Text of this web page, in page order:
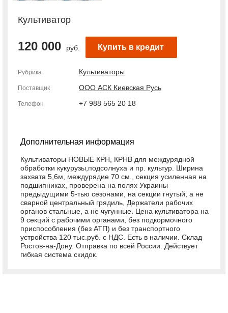
Культиватор
120 000 руб. Купить в кредит
Рубрика Культиваторы
Поставщик ООО АСК Киевская Русь
Телефон +7 988 565 20 18
Дополнительная информация
Культиваторы НОВЫЕ КРН, КРНВ для междурядной
обработки кукурузы,подсолнуха и пр. культур. Ширина
захвата 5,6м, междурядие 70 см., секция усиленная на
подшипниках, проверена на полях Украины
предыдущими 5-тью сезонами, на секции гнутый, а не
сварной центральный грядиль, Держатели рабочих
органов стальные, а не чугунные. Цена культиватора на
9 секций с рабочими органами, без подкормочного
приспособления (без АТП) и без транспортного
устройства 120 тыс.руб. с НДС. Есть в наличии. Склад
Ростов-на-Дону. Отправка по всей России. Действует
гибкая система скидок.